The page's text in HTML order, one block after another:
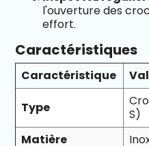
l'ouverture des
effort.
Caractéristiques
Caractéristique
Type
S)
Matière